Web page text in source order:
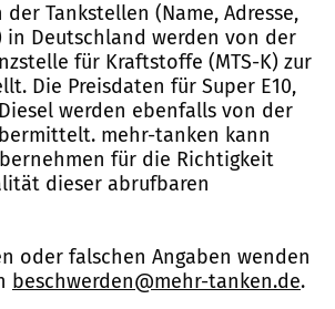
Tankstellen (Name, Adresse,
in Deutschland werden von der
für Kraftstoffe (MTS-K) zur
Die Preisdaten für Super E10,
werden ebenfalls von der
mehr-tanken kann
für die Richtigkeit
dieser abrufbaren
oder falschen Angaben wenden
beschwerden@mehr-tanken.de.